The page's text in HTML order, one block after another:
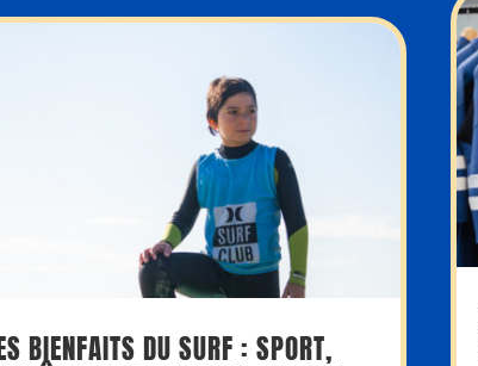
BIENFAITS DU SURF : SPORT,